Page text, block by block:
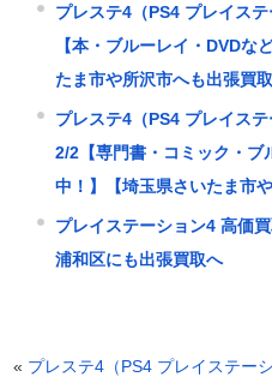
プレステ4（PS4 プレイス
【本・ブルーレイ・DVDな
たま市や所沢市へも出張買
プレステ4（PS4 プレイス
2/2【専門書・コミック・ブ
中！】【埼玉県さいたま市
プレイステーション4 高価
浦和区にも出張買取へ
« プレステ4（PS4 プレイステー